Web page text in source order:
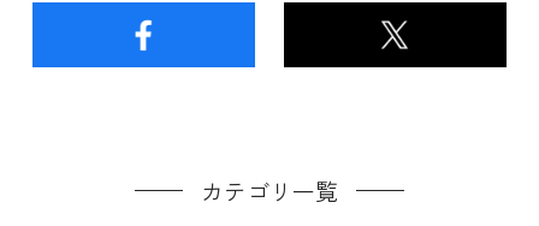
カテゴリ一覧